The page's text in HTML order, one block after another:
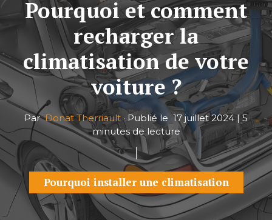
Pourquoi et comment
recharger la
climatisation de votre
voiture ?
ParDonat Therriault · Publié le17 juillet 2024| 5
minutes de lecture
Pourquoi installer une climatisation